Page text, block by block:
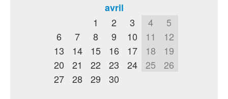
avril
1
2 3 4
5
6
7 8 9 10 11
12
13
14 15 16 17 18
19
20
21 22 23 24 25
26
27
28 29 30